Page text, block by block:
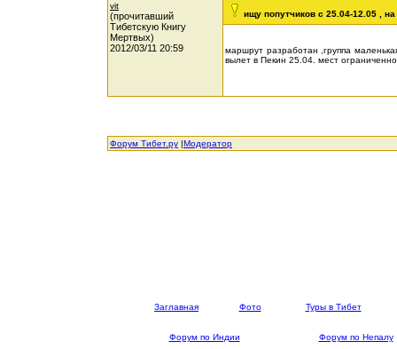
vit
(прочитавший
Тибетскую Книгу
Мертвых)
2012/03/11 20:59
ищу попутчиков с 25.04-12.05 ,
маршрут разработан ,группа
вылет в Пекин 25.04. мест ограниченно
Форум Тибет.ру |Модератор
Заглавная Фото Туры в Тибет
Форум по Индии Форум по Непалу